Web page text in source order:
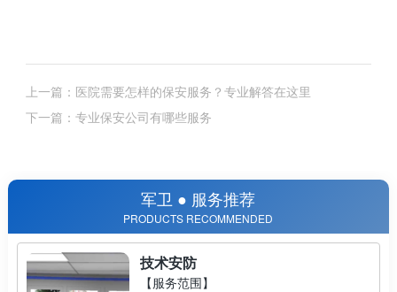
军卫 ● 服务推荐
PRODUCTS RECOMMENDED
技术安防
【服务范围】
上一篇：医院需要怎样的保安服务？专业解答在这里
下一篇：专业保安公司有哪些服务